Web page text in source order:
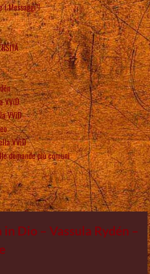
i Messaggi”!
VViD
VViD
VViD
domande più comuni
Dio – Vassula Rydén –